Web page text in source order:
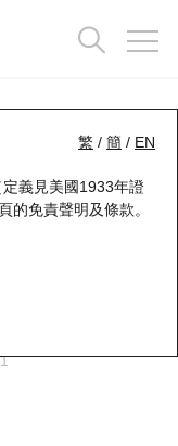
繁 / 簡 / EN
義見美國1933年證
的免責聲明及條款。